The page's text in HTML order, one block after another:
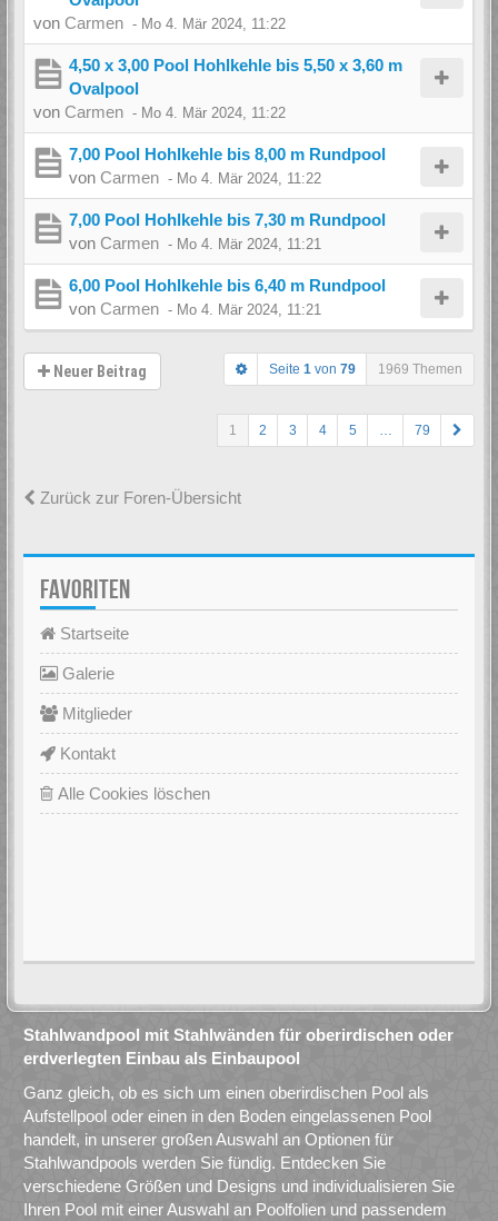
von Carmen - Mo 4. Mär 2024, 11:22
4,50 x 3,00 Pool Hohlkehle bis 5,50 x 3,60 m
Ovalpool
von Carmen - Mo 4. Mär 2024, 11:22
7,00 Pool Hohlkehle bis 8,00 m Rundpool
von Carmen - Mo 4. Mär 2024, 11:22
7,00 Pool Hohlkehle bis 7,30 m Rundpool
von Carmen - Mo 4. Mär 2024, 11:21
6,00 Pool Hohlkehle bis 6,40 m Rundpool
von Carmen - Mo 4. Mär 2024, 11:21
Neuer Beitrag Seite 1 von 79 1969 Themen
1 2 3 4 5 … 79
Zurück zur Foren-Übersicht
FAVORITEN
Startseite
Galerie
Mitglieder
Kontakt
Alle Cookies löschen
Stahlwandpool mit Stahlwänden für oberirdischen oder
erdverlegten Einbau als Einbaupool
Ganz gleich, ob es sich um einen oberirdischen Pool als
Aufstellpool oder einen in den Boden eingelassenen Pool
handelt, in unserer großen Auswahl an Optionen für
Stahlwandpools werden Sie fündig. Entdecken Sie
verschiedene Größen und Designs und individualisieren Sie
Ihren Pool mit einer Auswahl an Poolfolien und passendem